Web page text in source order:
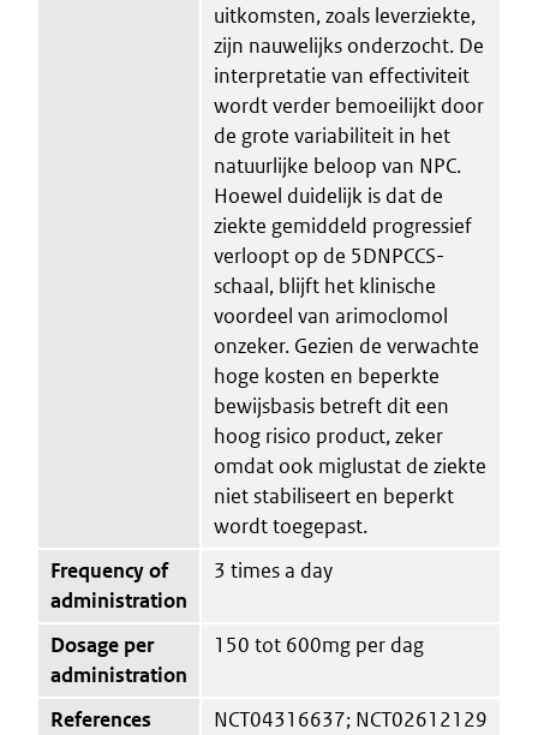
uitkomsten, zoals leverziekte,
zijn nauwelijks onderzocht. De
interpretatie van effectiviteit
wordt verder bemoeilijkt door
de grote variabiliteit in het
natuurlijke beloop van NPC.
Hoewel duidelijk is dat de
ziekte gemiddeld progressief
verloopt op de 5DNPCCS-
schaal, blijft het klinische
voordeel van arimoclomol
onzeker. Gezien de verwachte
hoge kosten en beperkte
bewijsbasis betreft dit een
hoog risico product, zeker
omdat ook miglustat de ziekte
niet stabiliseert en beperkt
wordt toegepast.
Frequency of
administration
3 times a day
Dosage per
administration
150 tot 600mg per dag
References
NCT04316637; NCT02612129